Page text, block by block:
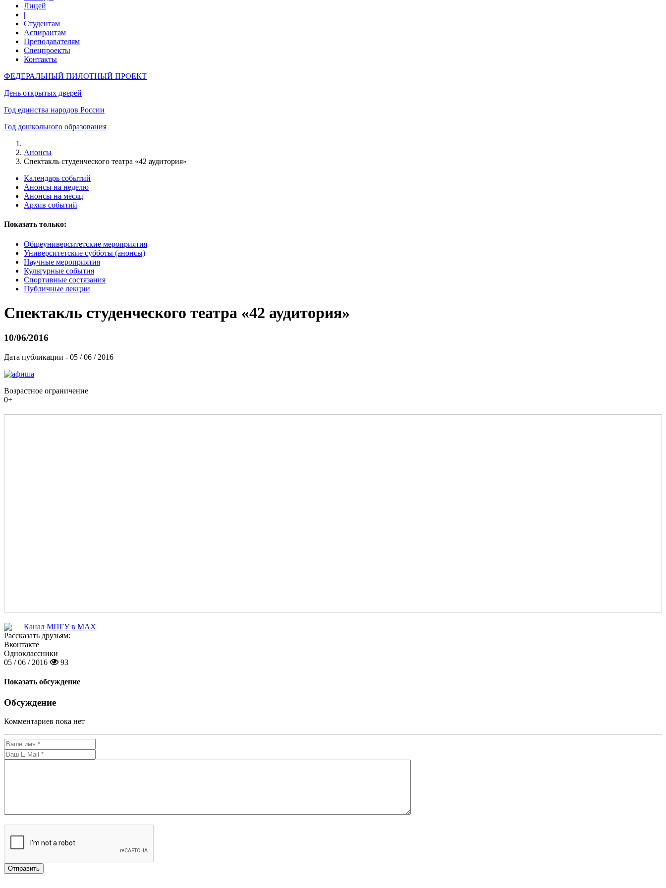
Лицей
|
Студентам
Аспирантам
Преподавателям
Спецпроекты
Контакты
ФЕДЕРАЛЬНЫЙ ПИЛОТНЫЙ ПРОЕКТ
День открытых дверей
Год единства народов России
Год дошкольного образования
Анонсы
Спектакль студенческого театра «42 аудитория»
Календарь событий
Анонсы на неделю
Анонсы на месяц
Архив событий
Показать только:
Общеуниверситетские мероприятия
Университетские субботы (анонсы)
Научные мероприятия
Культурные события
Спортивные состязания
Публичные лекции
Спектакль студенческого театра «42 аудитория»
10/06/2016
Дата публикации - 05 / 06 / 2016
Возрастное ограничение
0+
Канал МПГУ в MAX
Рассказать друзьям:
Вконтакте
Одноклассники
05 / 06 / 2016
93
Показать обсуждение
Обсуждение
Комментариев пока нет